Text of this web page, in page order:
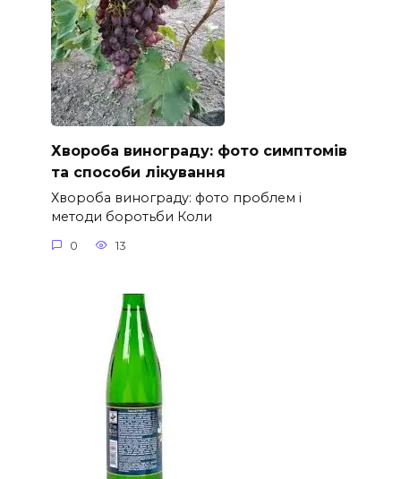
Хвороба винограду: фото симптомів
та способи лікування
Хвороба винограду: фото проблем і
методи боротьби Коли
0 13